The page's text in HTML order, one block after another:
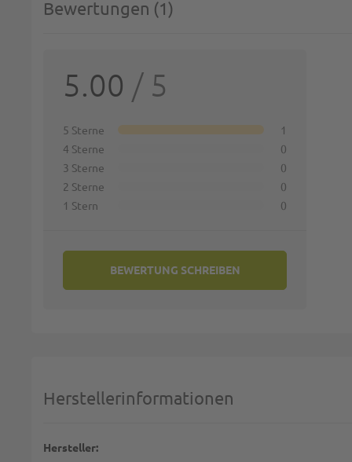
Bewertungen 1
5.00 / 5
5 Sterne
1
4 Sterne
0
3 Sterne
0
2 Sterne
0
1 Stern
0
BEWERTUNG SCHREIBEN
Herstellerinformationen
Hersteller: